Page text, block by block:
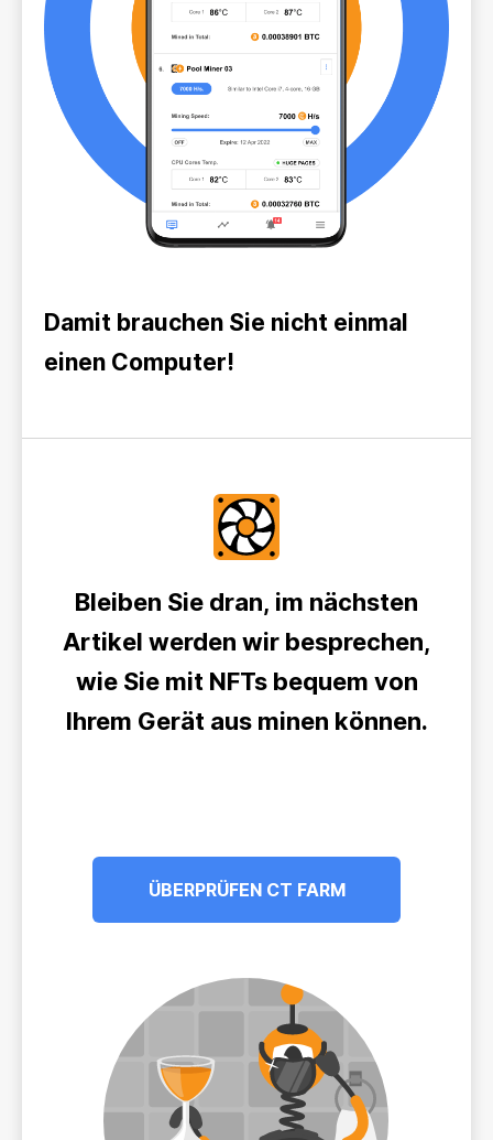
Damit brauchen Sie nicht einmal
einen Computer!
Bleiben Sie dran, im nächsten
Artikel werden wir besprechen,
wie Sie mit NFTs bequem von
Ihrem Gerät aus minen können.
ÜBERPRÜFEN CT FARM